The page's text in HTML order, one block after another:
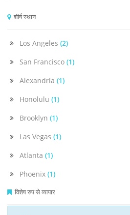
शीर्ष स्थान
Los Angeles (2)
San Francisco (1)
Alexandria (1)
Honolulu (1)
Brooklyn (1)
Las Vegas (1)
Atlanta (1)
Phoenix (1)
विशेष रुप से व्यापार